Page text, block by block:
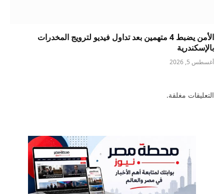
الأمن يضبط 4 متهمين بعد تداول فيديو لترويج المخدرات
بالإسكندرية
أغسطس 5, 2026
التعليقات مغلقة.